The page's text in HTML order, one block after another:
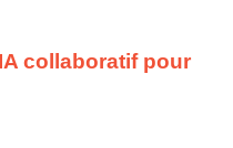
collaboratif pour